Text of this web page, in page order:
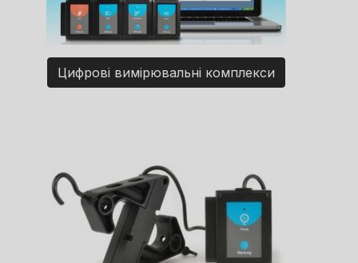
Цифрові вимірювальні комплекси